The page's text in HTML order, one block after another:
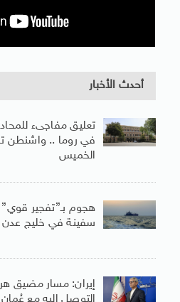
أحدث الأخبار
تعليق مفاجىء
في روما .. واشنطن
الخميس
هجوم بـ”تفجير
سفينة في خليج عدن
إيران: مسار مضيق